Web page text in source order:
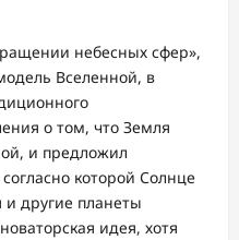
небесных сфер»,
Вселенной, в
о том, что Земля
и предложил
которой Солнце
и другие планеты
идея, хотя